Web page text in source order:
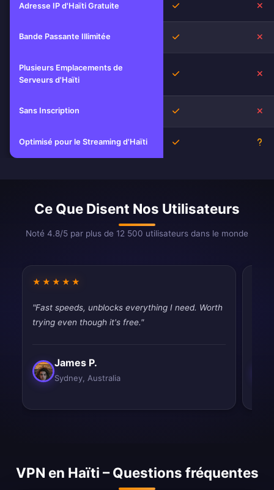
Adresse IP d'Haïti Gratuite Oui
Bande Passante Illimitée Oui
Plusieurs Emplacements de
Serveurs d'Haïti
Oui
Sans Inscription Oui
Optimisé pour le Streaming d'Haïti Oui
Ce Que Disent Nos Utilisateurs
Noté 4.8/5 par plus de 12 500 utilisateurs dans le monde
★★★★★
"Fast speeds, unblocks everything I need. Worth
trying even though it's free."
James P.
Sydney, Australia
VPN en Haïti – Questions fréquentes